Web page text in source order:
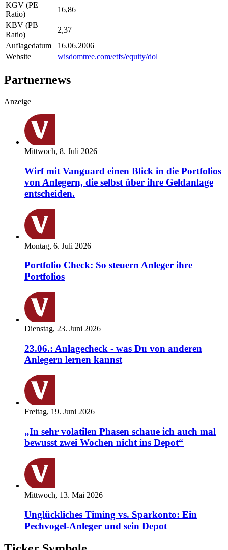
KGV (PE
Ratio)
16,86
KBV (PB
Ratio)
2,37
Auflagedatum
16.06.2006
Website
wisdomtree.com/etfs/equity/dol
Partnernews
Anzeige
Mittwoch, 8. Juli 2026
Wirf mit Vanguard einen Blick in die Portfolios
von Anlegern, die selbst über ihre Geldanlage
entscheiden.
Montag, 6. Juli 2026
Portfolio Check: So steuern Anleger ihre
Portfolios
Dienstag, 23. Juni 2026
23.06.: Anlagecheck - was Du von anderen
Anlegern lernen kannst
Freitag, 19. Juni 2026
„In sehr volatilen Phasen schaue ich auch mal
bewusst zwei Wochen nicht ins Depot“
Mittwoch, 13. Mai 2026
Unglückliches Timing vs. Sparkonto: Ein
Pechvogel-Anleger und sein Depot